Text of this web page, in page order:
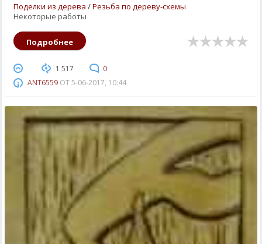
Поделки из дерева /Резьба по дереву-схемы
Некоторые работы
Подробнее
1 517
0
ANT6559ОТ5-06-2017, 10:44